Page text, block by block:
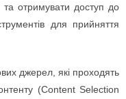
та отримувати доступ до
для прийняття
джерел, які проходять
(Content Selection